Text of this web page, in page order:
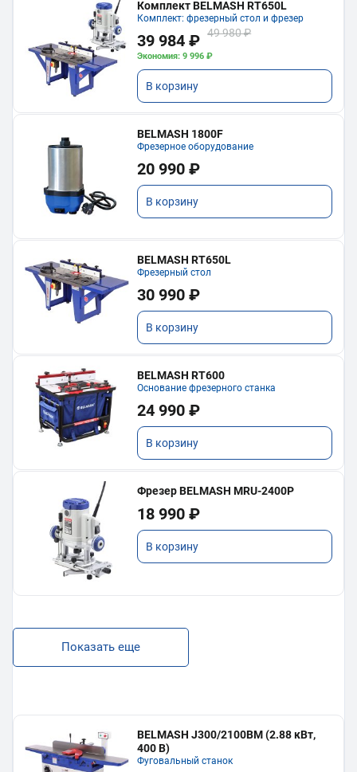
Комплект BELMASH RT650L
Комплект: фрезерный стол и фрезер
39 984 ₽ 49 980 ₽
Экономия: 9 996 ₽
В корзину
BELMASH 1800F
Фрезерное оборудование
20 990 ₽
В корзину
BELMASH RT650L
Фрезерный стол
30 990 ₽
В корзину
BELMASH RT600
Основание фрезерного станка
24 990 ₽
В корзину
Фрезер BELMASH MRU-2400P
18 990 ₽
В корзину
Показать еще
BELMASH J300/2100ВМ (2.88 кВт,
400 В)
Фуговальный станок